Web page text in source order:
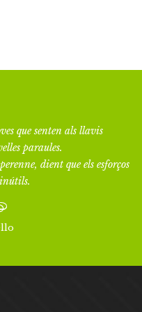
que senten als llavis
paraules.
dient que els esforços